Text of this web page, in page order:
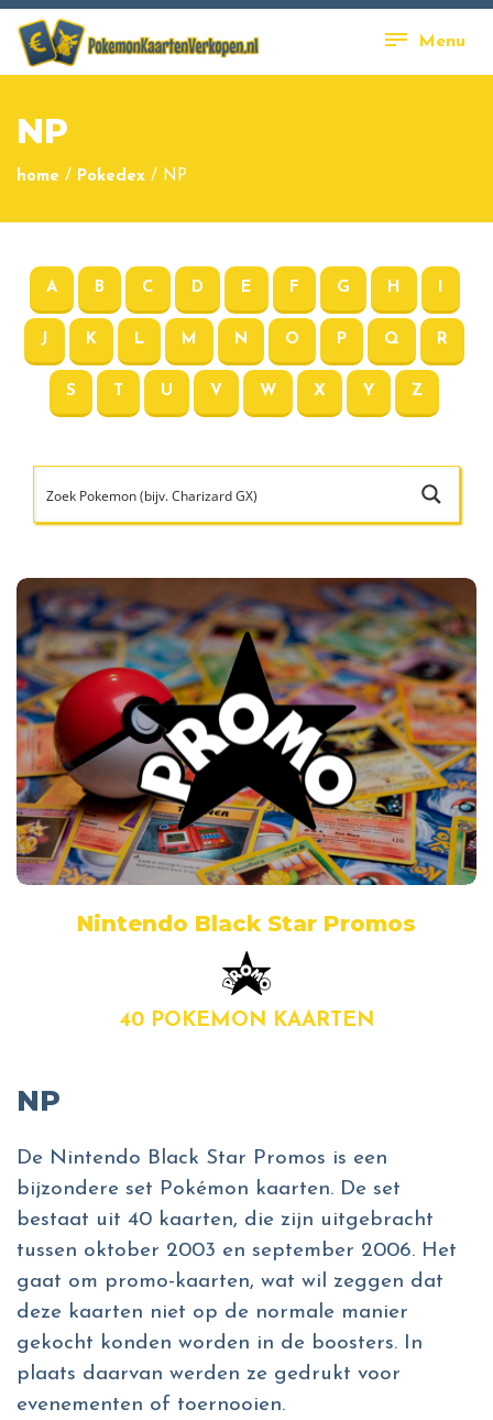
Menu
NP
home / Pokedex / NP
A B C D E F G H I
J K L M N O P Q R
S T U V W X Y Z
Nintendo Black Star Promos
40 POKEMON KAARTEN
NP
De Nintendo Black Star Promos is een
bijzondere set Pokémon kaarten. De set
bestaat uit 40 kaarten, die zijn uitgebracht
tussen oktober 2003 en september 2006. Het
gaat om promo-kaarten, wat wil zeggen dat
deze kaarten niet op de normale manier
gekocht konden worden in de boosters. In
plaats daarvan werden ze gedrukt voor
evenementen of toernooien.